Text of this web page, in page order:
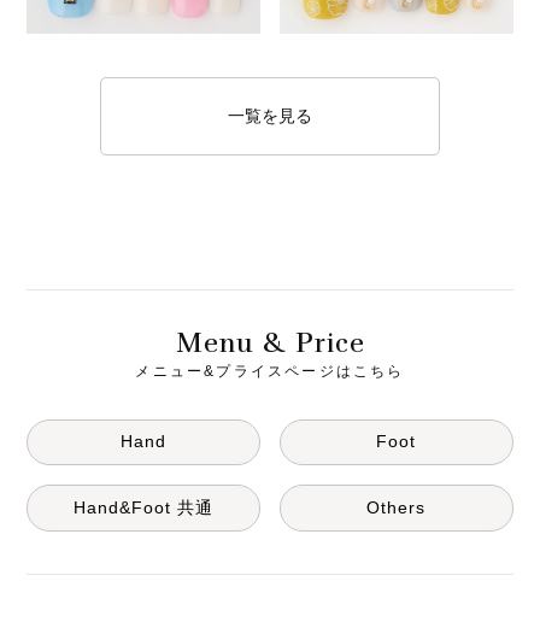
一覧を見る
Menu & Price
メニュー&プライスページはこちら
Hand Foot
Hand&Foot 共通 Others